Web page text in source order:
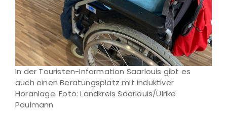
In der Touristen-Information Saarlouis gibt es
auch einen Beratungsplatz mit induktiver
Höranlage. Foto: Landkreis Saarlouis/Ulrike
Paulmann